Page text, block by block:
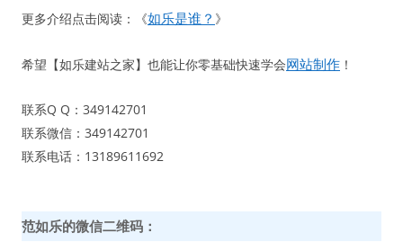
更多介绍点击阅读：《如乐是谁？ 》
希望【如乐建站之家】也能让你零基础快速学会网站制作 ！
联系Q Q：349142701
联系微信：349142701
联系电话：13189611692
范如乐的微信二维码：